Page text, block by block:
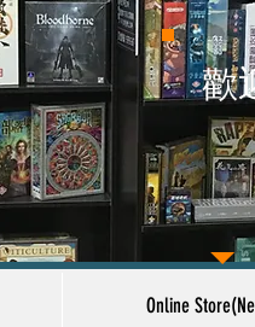
歡
Online